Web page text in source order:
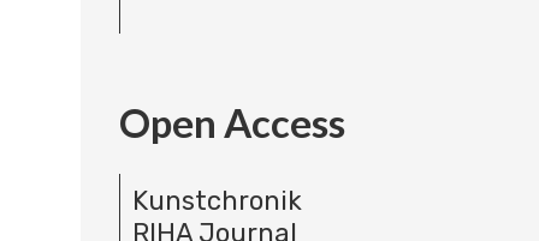
Open Access
Kunstchronik
RIHA Journal